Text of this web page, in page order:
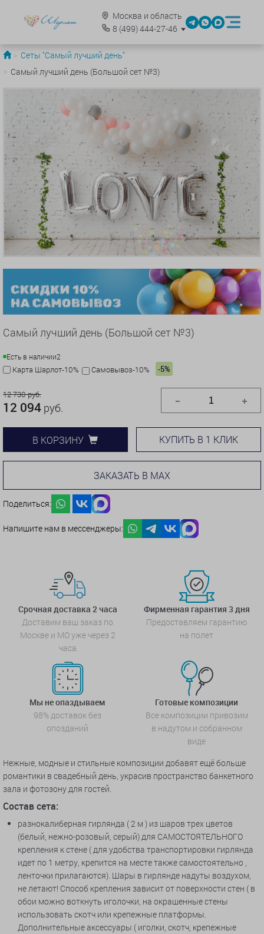
Москва и область
8 (499)444-27-46
Сеты "Самый лучший день"
Самый лучший день (Большой сет №3)
Самый лучший день (Большой сет №3)
Есть в наличии2
Карта Шарлот-10% Самовывоз-10% -5%
12 730 руб.
12 094 руб.
В КОРЗИНУ КУПИТЬ В 1 КЛИК
ЗАКАЗАТЬ В MAX
Поделиться:
Напишите нам в мессенджеры:
Срочная доставка 2 часа
Доставим ваш заказ по
Москве и МО уже через 2
часа
Фирменная гарантия 3 дня
Предоставляем гарантию
на полет
Мы не опаздываем
98% доставок без
опозданий
Готовые композиции
Все композиции привозим
в надутом и собранном
виде
Нежные, модные и стильные композиции добавят ещё больше
романтики в свадебный день, украсив пространство банкетного
зала и фотозону для гостей.
Состав сета:
разнокалиберная гирлянда ( 2 м ) из шаров трех цветов
(белый, нежно-розовый, серый) для САМОСТОЯТЕЛЬНОГО
крепления к стене ( для удобства транспортировки гирлянда
идет по 1 метру, крепится на месте также самостоятельно ,
ленточки прилагаются). Шары в гирлянде надуты воздухом,
не летают! Способ крепления зависит от поверхности стен ( в
обои можно воткнуть иголочки, на окрашенные стены
использовать скотч или крепежные платформы.
Дополнительные аксессуары ( иголки, скотч, крепежные